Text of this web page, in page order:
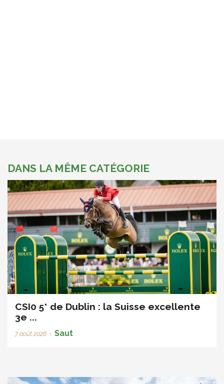
DANS LA MÊME CATÉGORIE
CSI0 5* de Dublin : la Suisse excellente
3e ...
7 août 2026 • Saut